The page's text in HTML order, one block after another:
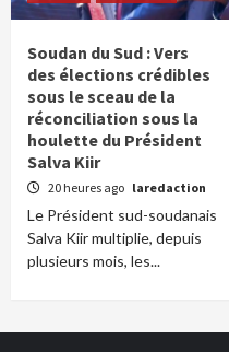
Soudan du Sud : Vers
des élections crédibles
sous le sceau de la
réconciliation sous la
houlette du Président
Salva Kiir
20 heures ago laredaction
Le Président sud-soudanais
Salva Kiir multiplie, depuis
plusieurs mois, les...